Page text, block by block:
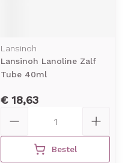
Lansinoh
Lansinoh Lanoline Zalf
Tube 40ml
€ 18,63
Bestel